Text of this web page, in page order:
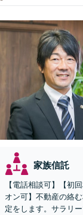
家族信託
【電話相談可】【初
オン可】不動産の絡
定をします。サラリ